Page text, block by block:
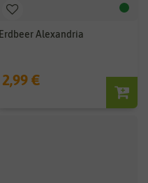
Erdbeer Alexandria
2,99 €